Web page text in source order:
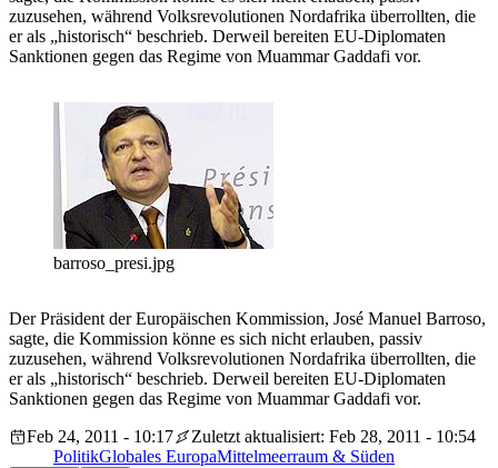
zuzusehen, während Volksrevolutionen Nordafrika überrollten, die
er als „historisch“ beschrieb. Derweil bereiten EU-Diplomaten
Sanktionen gegen das Regime von Muammar Gaddafi vor.
barroso_presi.jpg
Der Präsident der Europäischen Kommission, José Manuel Barroso,
sagte, die Kommission könne es sich nicht erlauben, passiv
zuzusehen, während Volksrevolutionen Nordafrika überrollten, die
er als „historisch“ beschrieb. Derweil bereiten EU-Diplomaten
Sanktionen gegen das Regime von Muammar Gaddafi vor.
Feb 24, 2011 - 10:17
Zuletzt aktualisiert: Feb 28, 2011 - 10:54
PolitikGlobales EuropaMittelmeerraum & Süden